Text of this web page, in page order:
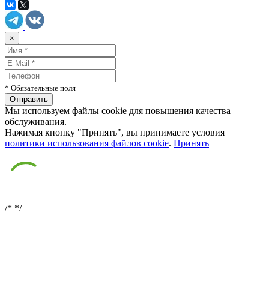
×
* Обязательные поля
Мы используем файлы cookie для повышения качества
обслуживания.
Нажимая кнопку "Принять", вы принимаете условия
политики использования файлов cookie. Принять
/* */